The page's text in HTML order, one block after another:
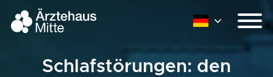
Schlafstörungen: den